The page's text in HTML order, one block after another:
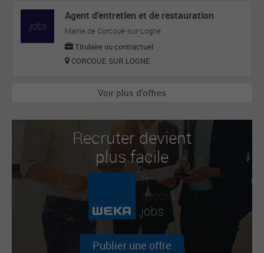
Agent d'entretien et de restauration
Mairie de Corcoué-sur-Logne
Titulaire ou contractuel
CORCOUE SUR LOGNE
Voir plus d'offres
Recruter devient
plus facile
Publier une offre